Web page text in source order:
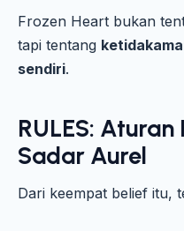
Frozen Heart bukan
tapi tentang
sendiri.
RULES:
Sadar Aurel
Dari keempat belief itu,